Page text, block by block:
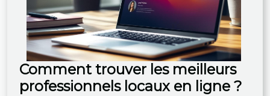
Comment trouver les meilleurs
professionnels locaux en ligne ?